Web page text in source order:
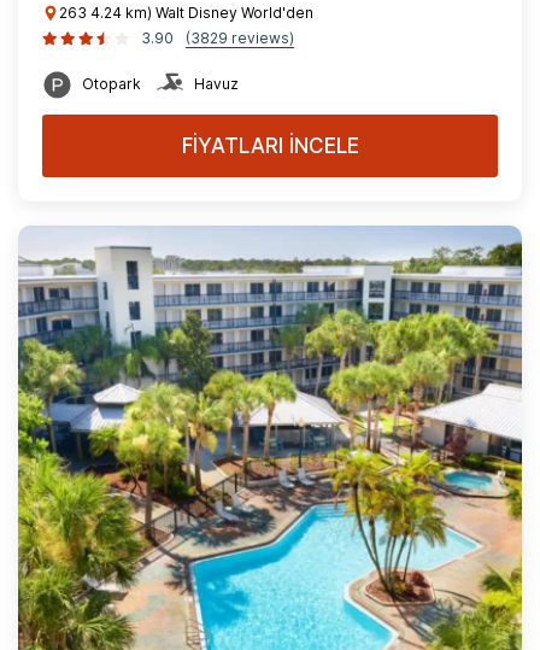
263 4.24 km) Walt Disney World'den
3.90
(3829 reviews)
Otopark Havuz
FİYATLARI İNCELE